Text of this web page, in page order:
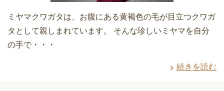
ミヤマクワガタは、お腹にある黄褐色の毛が目立つクワガ
タとして親しまれています。 そんな珍しいミヤマを自分
の手で・・・
続きを読む